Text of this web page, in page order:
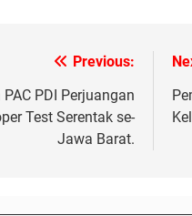
Previous:
PDI Perjuangan
Test Serentak se-
Jawa Barat.